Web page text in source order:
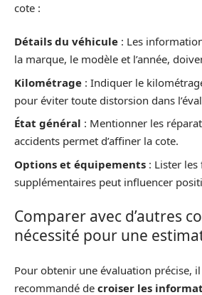
cote :
Détails du véhicule : Les
la marque, le modèle et l’année,
Kilométrage : Indiquer le
pour éviter toute distorsion dans
État général : Mentionner les
accidents permet d’affiner la cote.
Options et équipements : Lister
supplémentaires peut influencer
Comparer avec d’autres
nécessité pour une
Pour obtenir une évaluation précise,
recommandé de croiser les